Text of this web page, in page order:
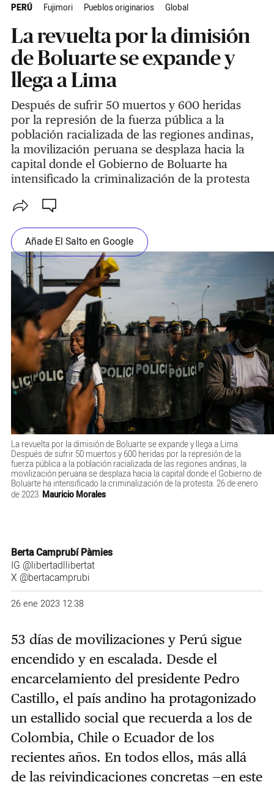
PERÚ Fujimori Pueblos originarios Global
La revuelta por la dimisión
de Boluarte se expande y
llega a Lima
Después de sufrir 50 muertos y 600 heridas
por la represión de la fuerza pública a la
población racializada de las regiones andinas,
la movilización peruana se desplaza hacia la
capital donde el Gobierno de Boluarte ha
intensificado la criminalización de la protesta
Añade El Salto en Google
La revuelta por la dimisión de Boluarte se expande y llega a Lima.
Después de sufrir 50 muertos y 600 heridas por la represión de la
fuerza pública a la población racializada de las regiones andinas, la
movilización peruana se desplaza hacia la capital donde el Gobierno de
Boluarte ha intensificado la criminalización de la protesta. 26 de enero
de 2023. Mauricio Morales
Berta Camprubí Pàmies
IG @libertadllibertat
X @bertacamprubi
26 ene 2023 12:38
53 días de movilizaciones y Perú sigue
encendido y en escalada. Desde el
encarcelamiento del presidente Pedro
Castillo, el país andino ha protagonizado
un estallido social que recuerda a los de
Colombia, Chile o Ecuador de los
recientes años. En todos ellos, más allá
de las reivindicaciones concretas —en este